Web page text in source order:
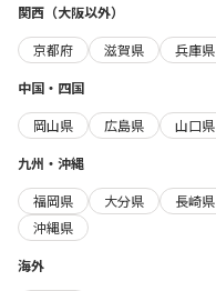
関西（大阪以外）
京都府
滋賀県 兵庫県
中国・四国
岡山県
広島県 山口県
九州・沖縄
福岡県
大分県 長崎県
沖縄県
海外